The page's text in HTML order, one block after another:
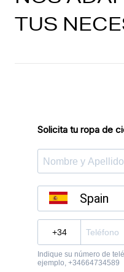
TUS